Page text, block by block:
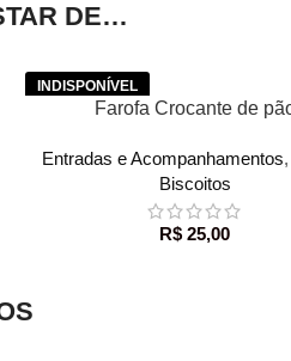
DE…
LER MAISFarofa Crocante de
Entradas e Acompanhamentos,
Biscoitos
R$ 25,00